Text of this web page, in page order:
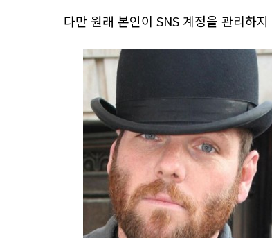
다만 원래 본인이 SNS 계정을 관리하